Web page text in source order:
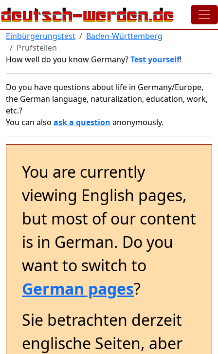
Skip to main content
Einbürgerungstest
Baden-Württemberg
Prüfstellen
How well do you know Germany?Test yourself!
Do you have questions about life in Germany/Europe,
the German language, naturalization, education, work,
etc.?
You can also ask a question anonymously.
You are currently
viewing English pages,
but most of our content
is in German. Do you
want to switch to
German pages?
Sie betrachten derzeit
englische Seiten, aber